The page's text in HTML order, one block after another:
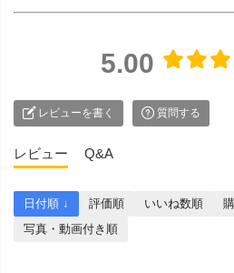
5.00
レビューを書く 質問する
レビュー Q&A
日付順 ↓ 評価順 いいね数順
写真・動画付き順